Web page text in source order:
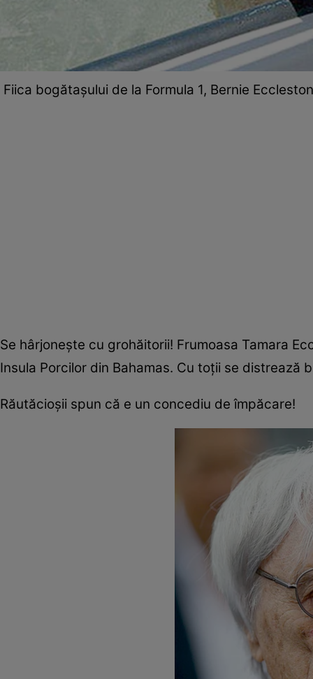
Fiica bogătaşului de la Formula 1, Bernie
Se hârjoneşte cu grohăitorii! Frumoasa Tamara
Insula Porcilor din Bahamas. Cu toţii se distrează
Răutăcioşii spun că e un concediu de împăcare!